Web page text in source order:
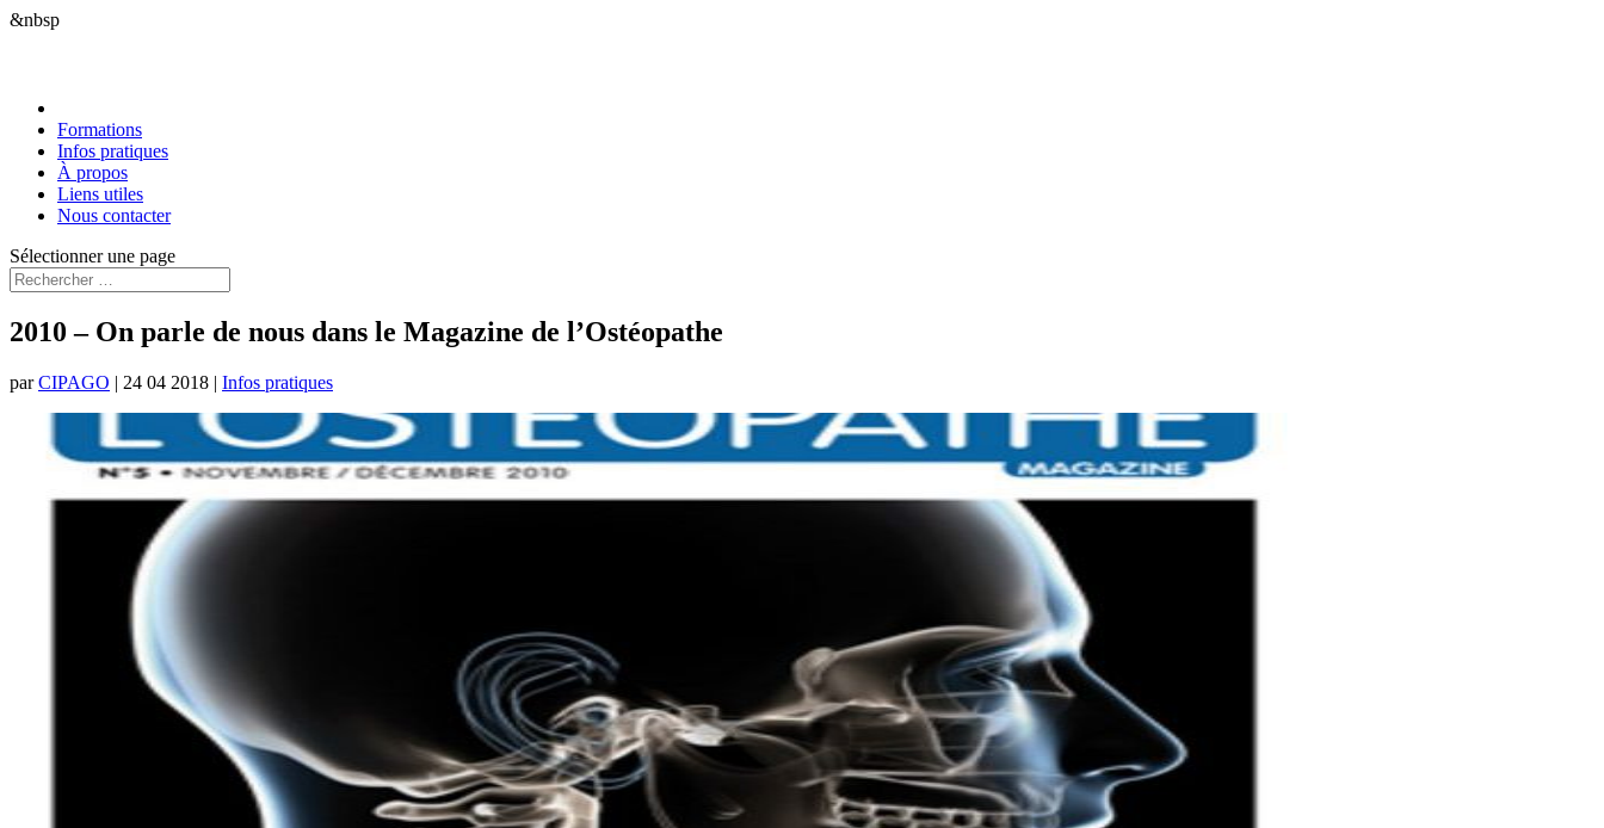
&nbsp
Formations
Infos pratiques
À propos
Liens utiles
Nous contacter
Sélectionner une page
2010 – On parle de nous dans le Magazine de l’Ostéopathe
parCIPAGO | 24 04 2018 | Infos pratiques